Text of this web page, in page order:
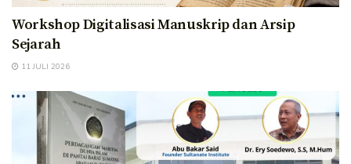
Workshop Digitalisasi Manuskrip dan Arsip
Sejarah
11 JULI 2026